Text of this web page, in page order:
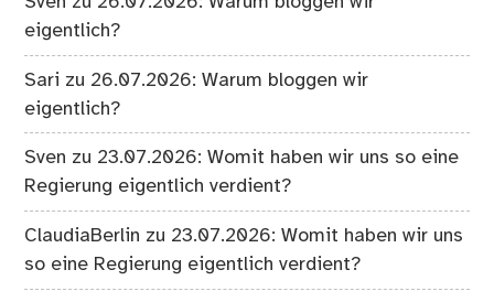
eigentlich?
Sari zu 26.07.2026: Warum bloggen wir
eigentlich?
Sven zu 23.07.2026: Womit haben wir uns so eine
Regierung eigentlich verdient?
ClaudiaBerlin zu 23.07.2026: Womit haben wir uns
so eine Regierung eigentlich verdient?